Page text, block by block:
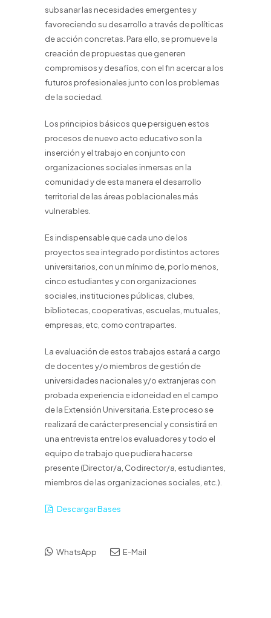
subsanar las necesidades emergentes y
favoreciendo su desarrollo a través de políticas
de acción concretas. Para ello, se promueve la
creación de propuestas que generen
compromisos y desafíos, con el fin acercar a los
futuros profesionales junto con los problemas
de la sociedad.
Los principios básicos que persiguen estos
procesos de nuevo acto educativo son la
inserción y el trabajo en conjunto con
organizaciones sociales inmersas en la
comunidad y de esta manera el desarrollo
territorial de las áreas poblacionales más
vulnerables.
Es indispensable que cada uno de los
proyectos sea integrado por distintos actores
universitarios, con un mínimo de, por lo menos,
cinco estudiantes y con organizaciones
sociales, instituciones públicas, clubes,
bibliotecas, cooperativas, escuelas, mutuales,
empresas, etc, como contrapartes.
La evaluación de estos trabajos estará a cargo
de docentes y/o miembros de gestión de
universidades nacionales y/o extranjeras con
probada experiencia e idoneidad en el campo
de la Extensión Universitaria. Este proceso se
realizará de carácter presencial y consistirá en
una entrevista entre los evaluadores y todo el
equipo de trabajo que pudiera hacerse
presente (Director/a, Codirector/a, estudiantes,
miembros de las organizaciones sociales, etc.).
Descargar Bases
WhatsApp E-Mail